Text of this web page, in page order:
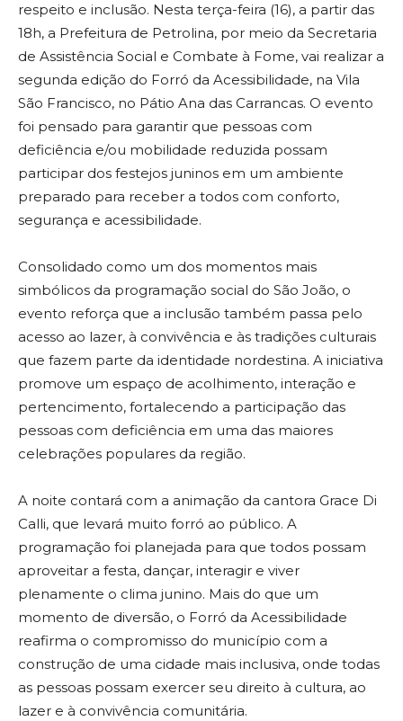
respeito e inclusão. Nesta terça-feira (16), a partir das
18h, a Prefeitura de Petrolina, por meio da Secretaria
de Assistência Social e Combate à Fome, vai realizar a
segunda edição do Forró da Acessibilidade, na Vila
São Francisco, no Pátio Ana das Carrancas. O evento
foi pensado para garantir que pessoas com
deficiência e/ou mobilidade reduzida possam
participar dos festejos juninos em um ambiente
preparado para receber a todos com conforto,
segurança e acessibilidade.
Consolidado como um dos momentos mais
simbólicos da programação social do São João, o
evento reforça que a inclusão também passa pelo
acesso ao lazer, à convivência e às tradições culturais
que fazem parte da identidade nordestina. A iniciativa
promove um espaço de acolhimento, interação e
pertencimento, fortalecendo a participação das
pessoas com deficiência em uma das maiores
celebrações populares da região.
A noite contará com a animação da cantora Grace Di
Calli, que levará muito forró ao público. A
programação foi planejada para que todos possam
aproveitar a festa, dançar, interagir e viver
plenamente o clima junino. Mais do que um
momento de diversão, o Forró da Acessibilidade
reafirma o compromisso do município com a
construção de uma cidade mais inclusiva, onde todas
as pessoas possam exercer seu direito à cultura, ao
lazer e à convivência comunitária.